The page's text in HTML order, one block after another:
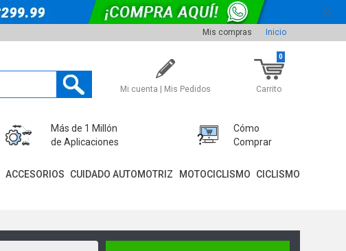
Mis compras Inicio
Mi cuenta | Mis Pedidos Carrito
0
Más de 1 Millón
de Aplicaciones
Cómo
Comprar
ACCESORIOS CUIDADO AUTOMOTRIZ MOTOCICLISMO CICLISMO